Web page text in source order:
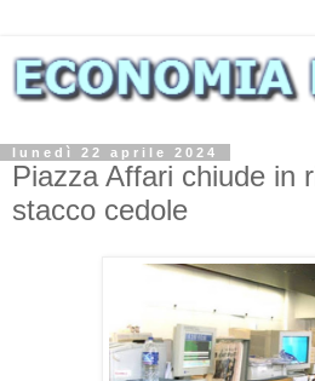
lunedì 22 aprile 2024
Piazza Affari chiude in
stacco cedole